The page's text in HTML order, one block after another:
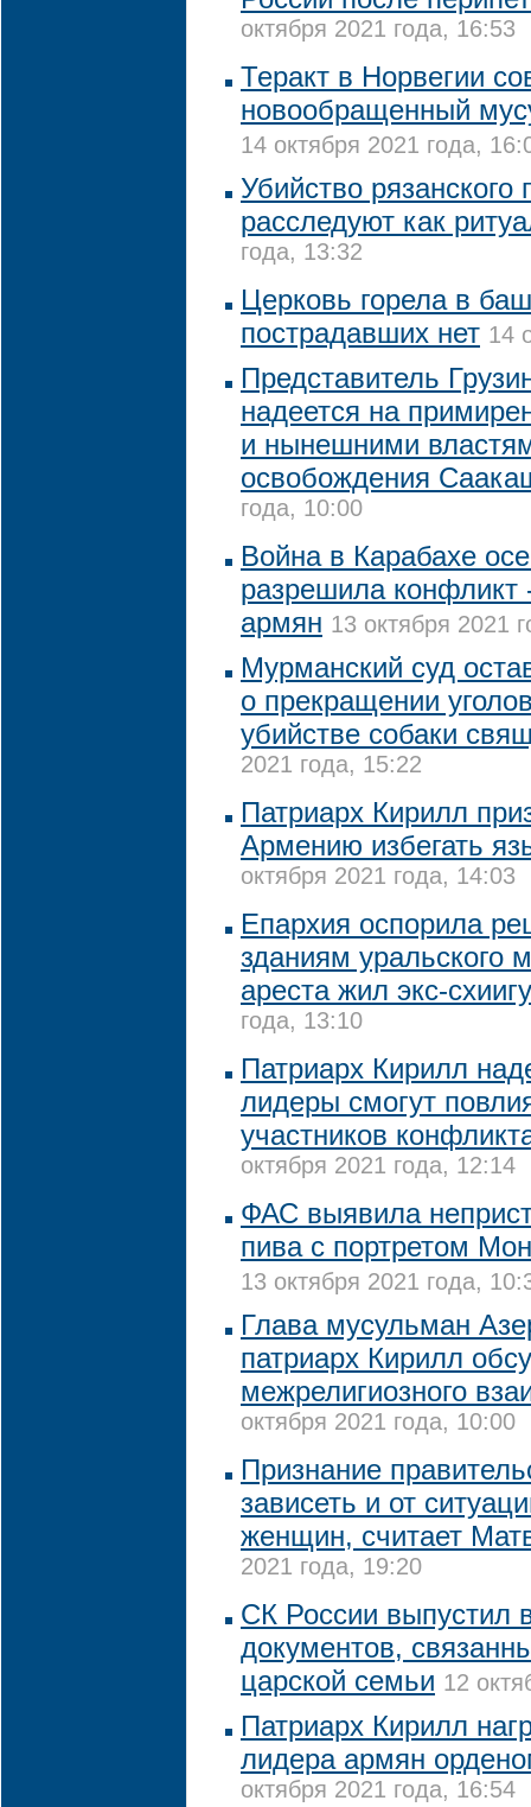
октября 2021 года, 16:53
Теракт в Норвегии
новообращенный
14 октября 2021 года,
Убийство рязанского
расследуют как
года, 13:32
Церковь горела в
пострадавших нет 14
Представитель
надеется на
и нынешними
освобождения
года, 10:00
Война в Карабахе
разрешила конфликт
армян 13 октября 2021
Мурманский суд
о прекращении
убийстве собаки
2021 года, 15:22
Патриарх Кирилл
Армению избегать
октября 2021 года, 14:03
Епархия оспорила
зданиям уральского
ареста жил экс-
года, 13:10
Патриарх Кирилл
лидеры смогут
участников
октября 2021 года, 12:14
ФАС выявила
пива с портретом
13 октября 2021 года,
Глава мусульман
патриарх Кирилл
межрелигиозного
октября 2021 года, 10:00
Признание
зависеть и от
женщин, считает
2021 года, 19:20
СК России выпустил
документов,
царской семьи 12
Патриарх Кирилл
лидера армян
октября 2021 года, 16:54